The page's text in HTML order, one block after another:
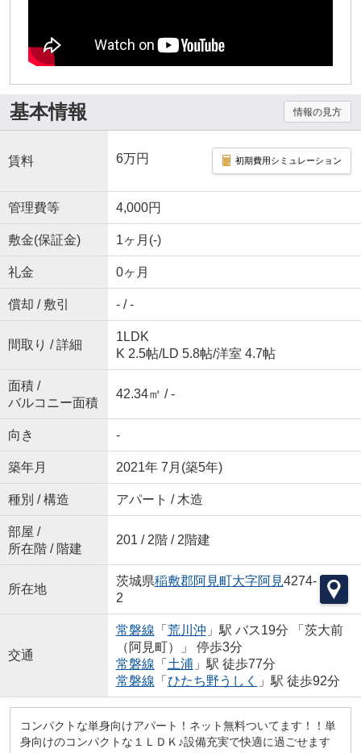
基本情報 情報の見方
賃料 6万円 初期費用シミュレーション
管理費等 4,000円
敷金(保証金) 1ヶ月(-)
礼金 0ヶ月
償却 / 敷引 - / -
間取り / 詳細
1LDK
K 2.5帖/LD 5.8帖/洋室 4.7帖
面積 /
バルコニー面積
42.34㎡ / -
向き -
築年月 2021年 7月(築5年)
種別 / 構造 アパート / 木造
部屋 /
所在階 / 階建
201 / 2階 / 2階建
所在地
茨城県稲敷郡阿見町大字阿見4274-
2
交通
常磐線 「 荒川沖 」駅 バス19分 「茨大前
（阿見町）」 停歩3分
常磐線 「 土浦 」駅 徒歩77分
常磐線 「 ひたち野うしく 」駅 徒歩92分
コンパクトな単身向けアパート！ネット無料ついてます！！単
身向けのコンパクトな１ＬＤＫ♪設備充実で快適に過ごせます